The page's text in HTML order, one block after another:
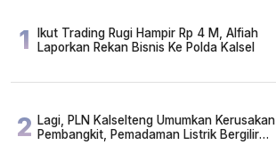
1
Ikut Trading Rugi Hampir Rp 4 M, Alfiah
Laporkan Rekan Bisnis Ke Polda Kalsel
2 Lagi, PLN Kalselteng Umumkan Kerusakan
Pembangkit, Pemadaman Listrik Bergilir